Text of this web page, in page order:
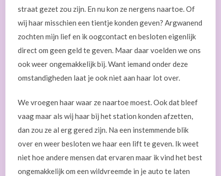
straat gezet zou zijn. En nu kon ze nergens naartoe. Of
wij haar misschien een tientje konden geven? Argwanend
zochten mijn lief en ik oogcontact en besloten eigenlijk
direct om geen geld te geven. Maar daar voelden we ons
ook weer ongemakkelijk bij. Want iemand onder deze
omstandigheden laat je ook niet aan haar lot over.
We vroegen haar waar ze naartoe moest. Ook dat bleef
vaag maar als wij haar bij het station konden afzetten,
dan zou ze al erg gered zijn. Na een instemmende blik
over en weer besloten we haar een lift te geven. Ik weet
niet hoe andere mensen dat ervaren maar ik vind het best
ongemakkelijk om een wildvreemde in je auto te laten